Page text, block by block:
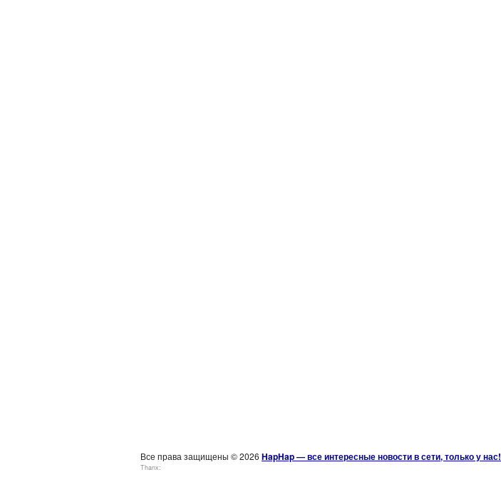
Все права защищены © 2026 HapHap — все интересные новости в сети, только у нас!
Thanx: